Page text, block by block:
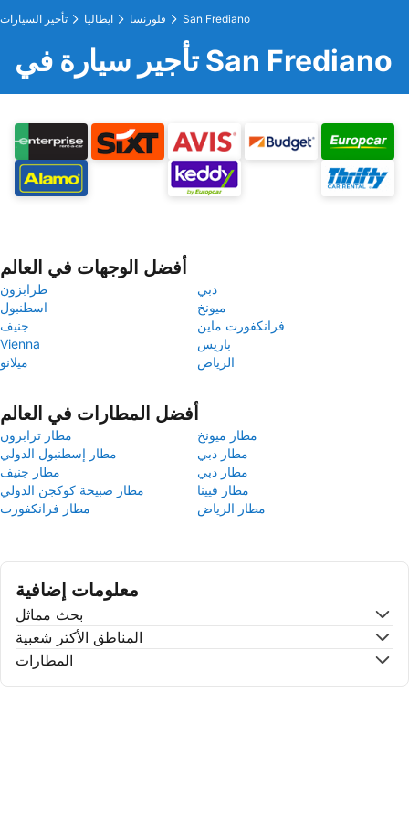
تأجير السيارات ايطاليا فلورنسا San Frediano
تأجير سيارة في San Frediano
أفضل الوجهات في العالم
طرابزون
دبي
اسطنبول
ميونخ
جنيف
فرانكفورت ماين
Vienna
باريس
ميلانو
الرياض
أفضل المطارات في العالم
مطار ترابزون
مطار ميونخ
مطار إسطنبول الدولي
مطار دبي
مطار جنيف
مطار دبي
مطار صبيحة كوكجن الدولي
مطار فيينا
مطار فرانكفورت
مطار الرياض
معلومات إضافية
بحث مماثل
المناطق الأكتر شعبية
المطارات